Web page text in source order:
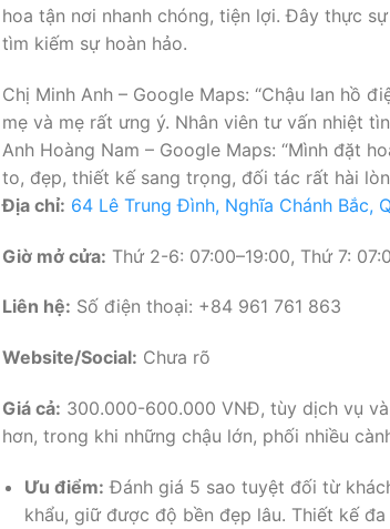
hoa tận nơi nhanh chóng, tiện lợi. Đây thực
tìm kiếm sự hoàn hảo.
Chị Minh Anh – Google Maps: “Chậu lan hồ
mẹ và mẹ rất ưng ý. Nhân viên tư vấn nhiệt
Anh Hoàng Nam – Google Maps: “Mình đặt
to, đẹp, thiết kế sang trọng, đối tác rất hài
Địa chỉ: 64 Lê Trung Đình, Nghĩa Chánh Bắc,
Giờ mở cửa: Thứ 2-6: 07:00–19:00, Thứ 7:
Liên hệ: Số điện thoại: +84 961 761 863
Website/Social: Chưa rõ
Giá cả: 300.000-600.000 VNĐ, tùy dịch vụ
hơn, trong khi những chậu lớn, phối nhiều
Ưu điểm: Đánh giá 5 sao tuyệt đối từ
khẩu, giữ được độ bền đẹp lâu. Thiết kế